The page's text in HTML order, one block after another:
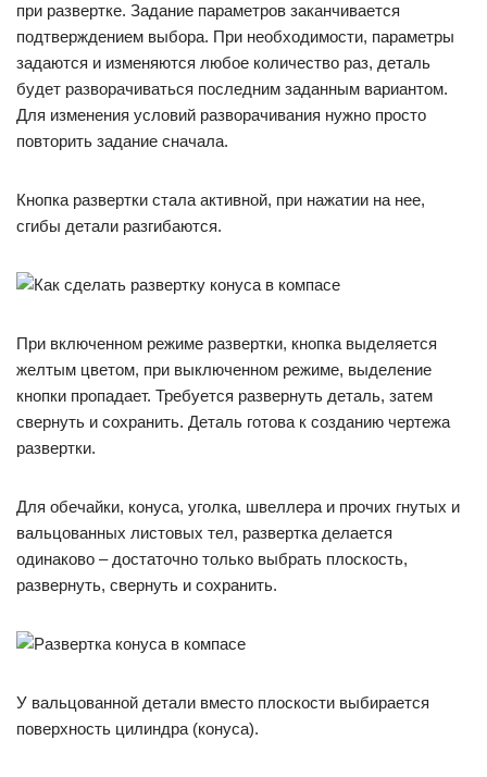
при развертке. Задание параметров заканчивается
подтверждением выбора. При необходимости, параметры
задаются и изменяются любое количество раз, деталь
будет разворачиваться последним заданным вариантом.
Для изменения условий разворачивания нужно просто
повторить задание сначала.
Кнопка развертки стала активной, при нажатии на нее,
сгибы детали разгибаются.
При включенном режиме развертки, кнопка выделяется
желтым цветом, при выключенном режиме, выделение
кнопки пропадает. Требуется развернуть деталь, затем
свернуть и сохранить. Деталь готова к созданию чертежа
развертки.
Для обечайки, конуса, уголка, швеллера и прочих гнутых и
вальцованных листовых тел, развертка делается
одинаково – достаточно только выбрать плоскость,
развернуть, свернуть и сохранить.
У вальцованной детали вместо плоскости выбирается
поверхность цилиндра (конуса).